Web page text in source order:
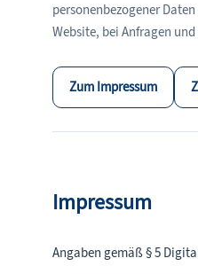
personenbezogener
Website, bei Anfragen
Zum Impressum
Impressum
Angaben gemäß § 5